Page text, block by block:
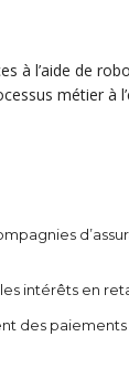
à l’aide de
métier à
intérêts en
des